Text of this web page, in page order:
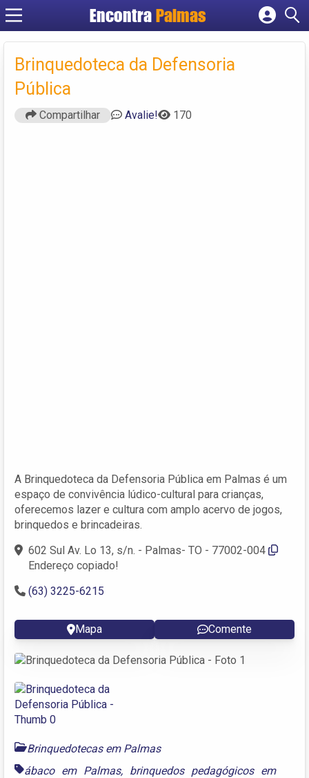
Encontra Palmas
Cadastrar empresa
Fazer login
Criar conta
Brinquedoteca da Defensoria
Pública
Compartilhar Avalie! 170
A Brinquedoteca da Defensoria Pública em Palmas é um
espaço de convivência lúdico-cultural para crianças,
oferecemos lazer e cultura com amplo acervo de jogos,
brinquedos e brincadeiras.
602 Sul Av. Lo 13, s/n. - Palmas- TO - 77002-004
Endereço copiado!
(63) 3225-6215
Mapa Comente
Brinquedotecas em Palmas
ábaco em Palmas, brinquedos pedagógicos em